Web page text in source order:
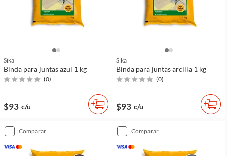
Sika
Binda para juntas azul 1 kg
(0)
$93 c/u
Sika
Binda para juntas arcilla 1 kg
(0)
$93 c/u
comparar comparar